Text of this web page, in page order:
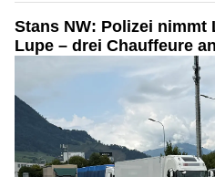
Stans NW: Polizei nimmt
Lupe – drei Chauffeure